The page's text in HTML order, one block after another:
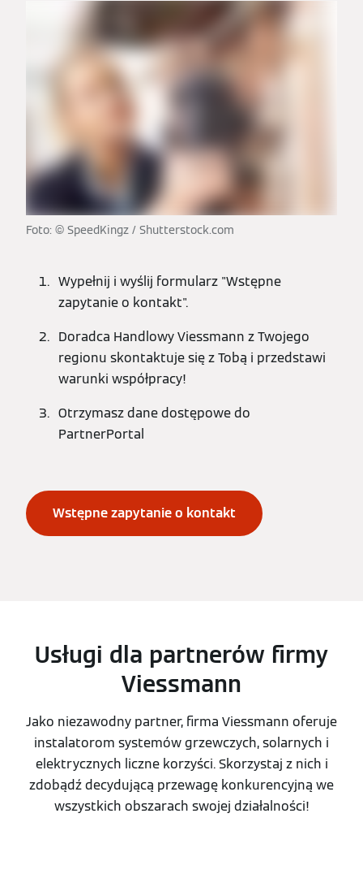
Foto: © SpeedKingz / Shutterstock.com
Wypełnij i wyślij formularz "Wstępne
zapytanie o kontakt".
Doradca Handlowy Viessmann z Twojego
regionu skontaktuje się z Tobą i przedstawi
warunki współpracy!
Otrzymasz dane dostępowe do
PartnerPortal
Wstępne zapytanie o kontakt
Usługi dla partnerów firmy
Viessmann
Jako niezawodny partner, firma Viessmann oferuje
instalatorom systemów grzewczych, solarnych i
elektrycznych liczne korzyści. Skorzystaj z nich i
zdobądź decydującą przewagę konkurencyjną we
wszystkich obszarach swojej działalności!